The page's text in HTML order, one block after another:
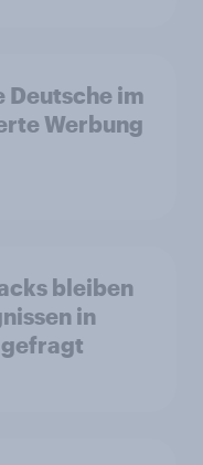
Deutsche im
Werbung
bleiben
in